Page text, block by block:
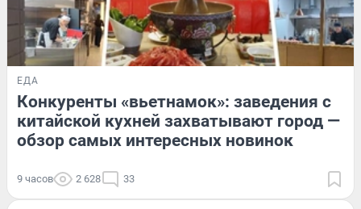
ЕДА
Конкуренты «вьетнамок»: заведения с
китайской кухней захватывают город —
обзор самых интересных новинок
9 часов 2 628 33